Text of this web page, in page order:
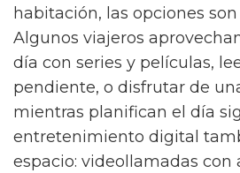
habitación, las opciones
Algunos viajeros
día con series y películas,
pendiente, o disfrutar de
mientras planifican el día
entretenimiento digital
espacio: videollamadas con